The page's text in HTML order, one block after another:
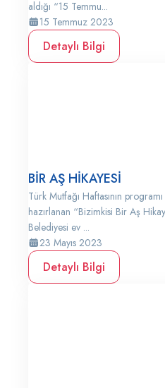
aldığı “15 Temmu...
15 Temmuz 2023
Detaylı Bilgi
BİR AŞ HİKAYESİ
Türk Mutfağı Haftasının
hazırlanan “Bizimkisi Bir Aş
Belediyesi ev ...
23 Mayıs 2023
Detaylı Bilgi